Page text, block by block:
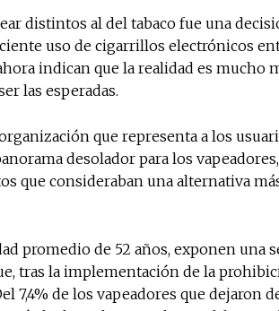
No te
Suscríbete a
noticias del
electrónico.
Subscribe to
distintos al del tabaco fue una
uso de cigarrillos electrónicos
indican que la realidad es mucho
las esperadas.
que representa a los
desolador para los
que consideraban una alternativa
promedio de 52 años, exponen una
tras la implementación de la
de los vapeadores que dejaron